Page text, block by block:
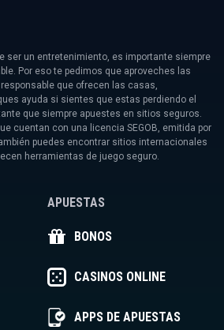
ser un entretenimiento, es importante siempre
Por eso te pedimos que aproveches las
que ofrecen las casas,
ayuda si sientes que estas perdiendo el
que siempre apuestes en sitios seguros.
cuentan con una licencia SEGOB, emitida por
puedes encontrar sitios internacionales
herramientas de juego seguro.
APUESTAS
BONOS
CASINOS ONLINE
APPS DE APUESTAS